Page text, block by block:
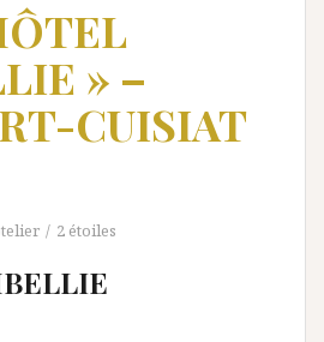
» –
CUISIAT
2 étoiles